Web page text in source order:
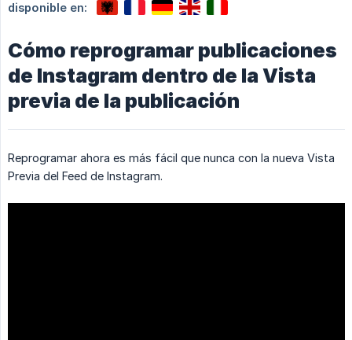
disponible en:
Cómo reprogramar publicaciones
de Instagram dentro de la Vista
previa de la publicación
Reprogramar ahora es más fácil que nunca con la nueva Vista
Previa del Feed de Instagram.